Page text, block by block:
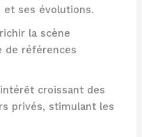
et ses évolutions.
la scène
de références
intérêt croissant des
privés, stimulant les